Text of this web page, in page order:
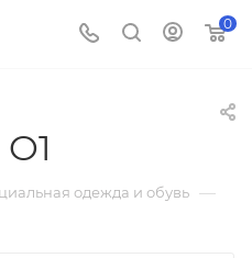
0
одежда и обувь —